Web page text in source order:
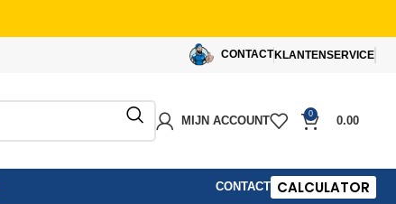
CONTACT KLANTENSERVICE
MIJN ACCOUNT
0
0.00
CONTACT CALCULATOR